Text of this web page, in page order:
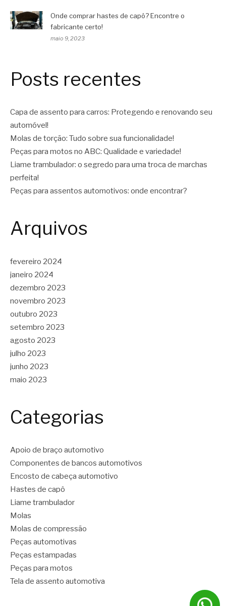
Onde comprar hastes de capô? Encontre o
fabricante certo!
maio 9, 2023
Posts recentes
Capa de assento para carros: Protegendo e renovando seu
automóvel!
Molas de torção: Tudo sobre sua funcionalidade!
Peças para motos no ABC: Qualidade e variedade!
Liame trambulador: o segredo para uma troca de marchas
perfeita!
Peças para assentos automotivos: onde encontrar?
Arquivos
fevereiro 2024
janeiro 2024
dezembro 2023
novembro 2023
outubro 2023
setembro 2023
agosto 2023
julho 2023
junho 2023
maio 2023
Categorias
Apoio de braço automotivo
Componentes de bancos automotivos
Encosto de cabeça automotivo
Hastes de capô
Liame trambulador
Molas
Molas de compressão
Peças automotivas
Peças estampadas
Peças para motos
Tela de assento automotiva